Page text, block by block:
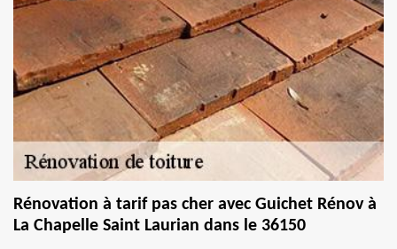
Rénovation à tarif pas cher avec Guichet Rénov à
La Chapelle Saint Laurian dans le 36150